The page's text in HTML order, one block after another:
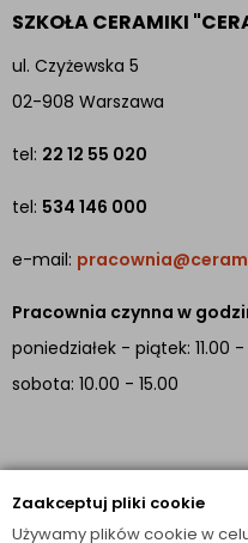
Zaakceptuj pliki cookie
Używamy plików cookie w
SZKOŁA CERAMIKI
ul. Czyżewska 5
02-908 Warszawa
tel: 22 12 55 020
tel: 534 146 000
e-mail:
Pracownia czynna w
poniedziałek - piątek: 11.00 -
sobota: 10.00 - 15.00
TUTAJ JESTEŚMY